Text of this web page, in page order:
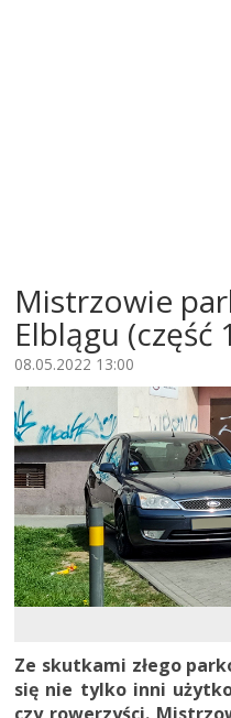
Mistrzowie
Elblągu (część
08.05.2022 13:00
Ze skutkami złego
się nie tylko inni